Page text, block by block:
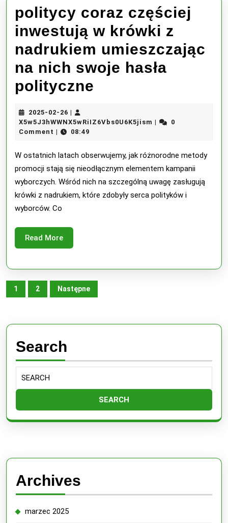
politycy coraz częściej
inwestują w krówki z
nadrukiem umieszczając
na nich swoje hasła
polityczne
częściej
w
krówki
z
nich
polityczne
2025-02-26 2025-
02-
26
X5w5J3hWWNX5wRiIZ6Vbs0U6K5jism
0
Comment
08:49
W ostatnich latach obserwujemy, jak różnorodne metody
promocji stają się nieodłącznym elementem kampanii
wyborczych. Wśród nich na szczególną uwagę zasługują
krówki z nadrukiem, które zdobyły serca polityków i
wyborców. Co
Read MoreRead
More
Stronicowanie
wpisów
1 2 Następne
Search
for:
Archives
marzec 2025